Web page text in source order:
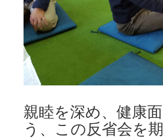
親睦を深め、健康
う、この反省会を